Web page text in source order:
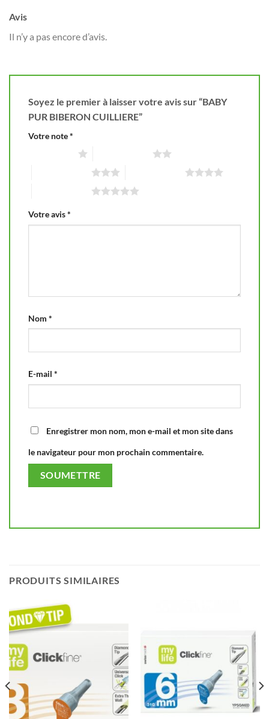
Avis
Il n’y a pas encore d’avis.
Soyez le premier à laisser votre avis sur “BABY
PUR BIBERON CUILLIERE”
Votre note*
Votre avis*
Nom *
E-mail *
Enregistrer mon nom, mon e-mail et mon site dans
le navigateur pour mon prochain commentaire.
PRODUITS SIMILAIRES